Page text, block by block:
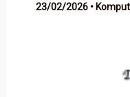
23/02/2026 •